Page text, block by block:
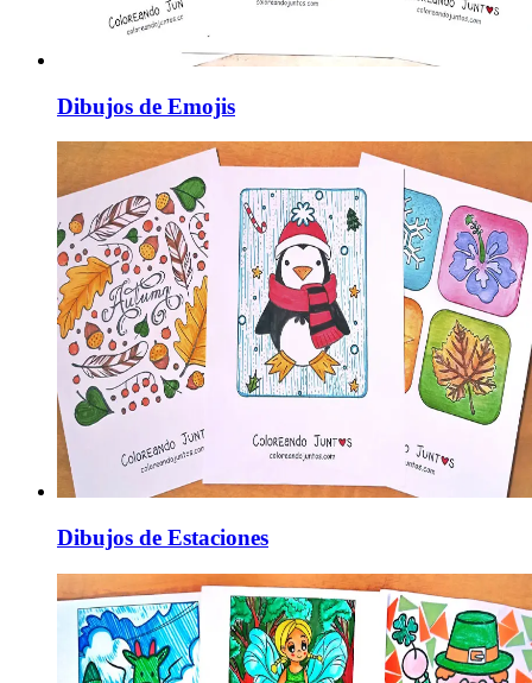
Dibujos de Emojis
Dibujos de Estaciones